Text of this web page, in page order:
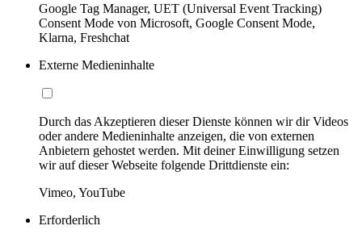
Google Tag Manager, UET (Universal Event Tracking)
Consent Mode von Microsoft, Google Consent Mode,
Klarna, Freshchat
Externe Medieninhalte
Durch das Akzeptieren dieser Dienste können wir dir Videos
oder andere Medieninhalte anzeigen, die von externen
Anbietern gehostet werden. Mit deiner Einwilligung setzen
wir auf dieser Webseite folgende Drittdienste ein:
Vimeo, YouTube
Erforderlich